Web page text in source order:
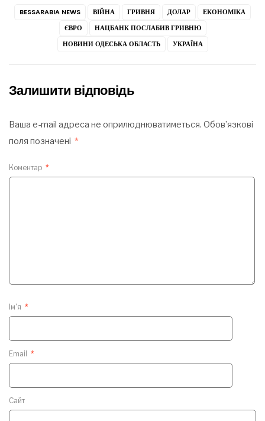
BESSARABIA NEWS ВІЙНА ГРИВНЯ ДОЛАР
ЕКОНОМІКА
ЄВРО
НАЦБАНК ПОСЛАБИВ ГРИВНЮ
НОВИНИ ОДЕСЬКА ОБЛАСТЬ
УКРАЇНА
Залишити відповідь
Ваша e-mail адреса не оприлюднюватиметься. Обов’язкові
поля позначені *
Коментар *
Ім'я *
Email *
Сайт